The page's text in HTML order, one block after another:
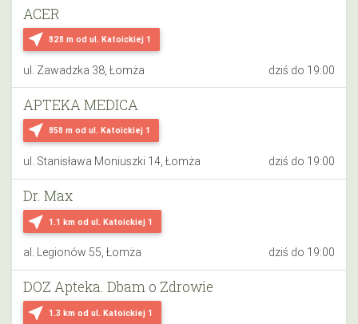
near_me 828 m od ul. Katoickiej 1
ACER
ul. Zawadzka 38, Łomża dziś do 19:00
near_me 858 m od ul. Katoickiej 1
APTEKA MEDICA
ul. Stanisława Moniuszki 14, Łomża dziś do 19:00
near_me 1.1 km od ul. Katoickiej 1
Dr. Max
al. Legionów 55, Łomża dziś do 19:00
near_me 1.3 km od ul. Katoickiej 1
DOZ Apteka. Dbam o Zdrowie